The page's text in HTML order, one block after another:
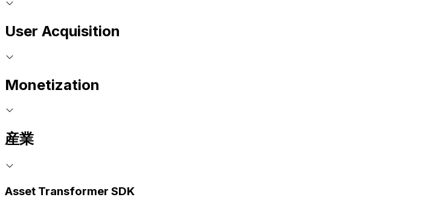
User Acquisition
Monetization
産業
Asset Transformer SDK